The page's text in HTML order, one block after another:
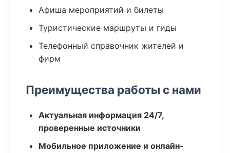
Афиша мероприятий и билеты
Туристические маршруты и гиды
Телефонный справочник жителей и
фирм
Преимущества работы с нами
Актуальная информация 24/7,
проверенные источники
Мобильное приложение и онлайн-